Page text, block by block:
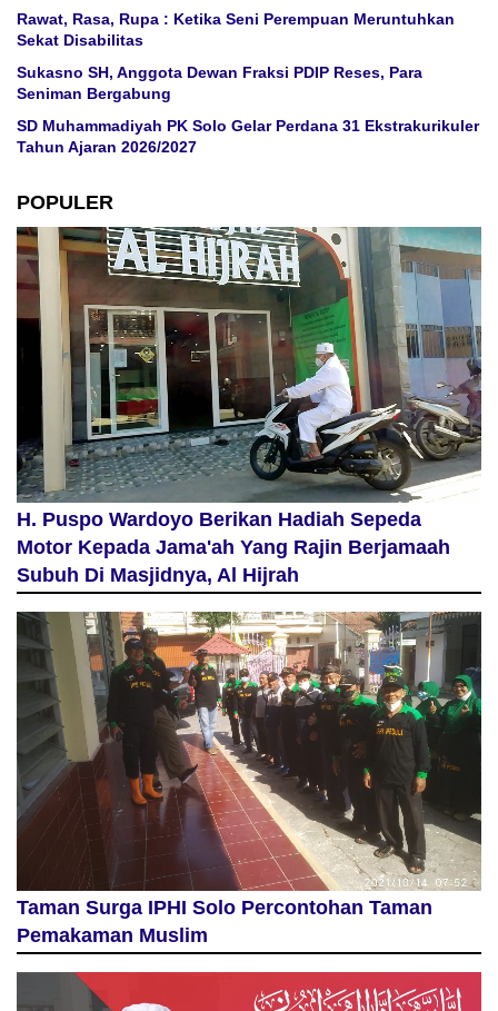
Rawat, Rasa, Rupa : Ketika Seni Perempuan Meruntuhkan
Sekat Disabilitas
Sukasno SH, Anggota Dewan Fraksi PDIP Reses, Para
Seniman Bergabung
SD Muhammadiyah PK Solo Gelar Perdana 31 Ekstrakurikuler
Tahun Ajaran 2026/2027
POPULER
H. Puspo Wardoyo Berikan Hadiah Sepeda
Motor Kepada Jama'ah Yang Rajin Berjamaah
Subuh Di Masjidnya, Al Hijrah
Taman Surga IPHI Solo Percontohan Taman
Pemakaman Muslim